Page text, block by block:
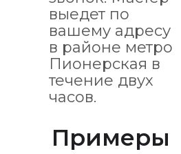
выедет по
вашему адресу
в районе метро
Пионерская в
течение двух
часов.
Примеры